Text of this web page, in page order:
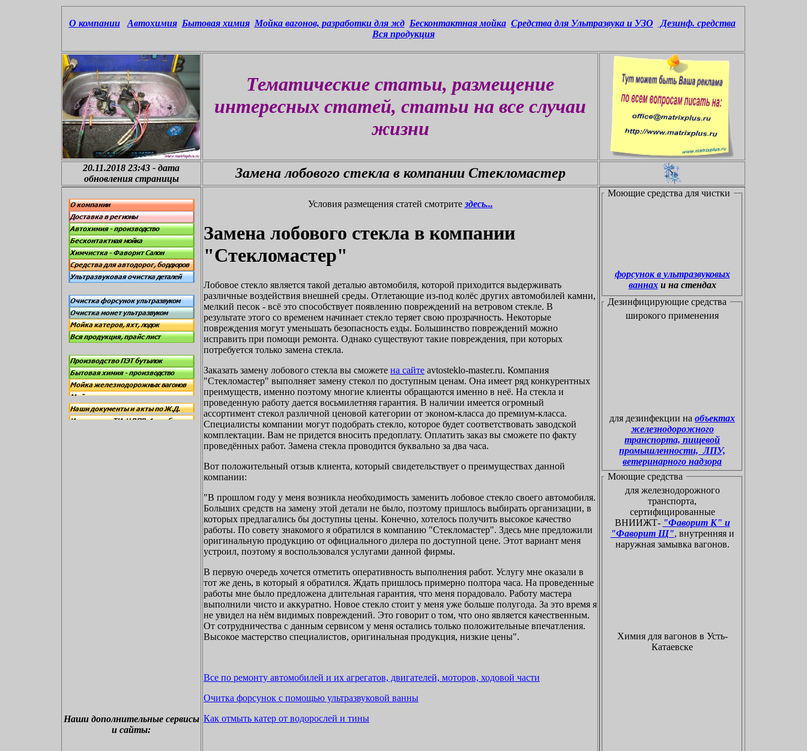
О компании Автохимия Бытовая химия Мойка вагонов, разработки для жд Бесконтактная мойка Средства для Ультразвука и УЗО
Дезинф. средства
Вся продукция
Тематические статьи, размещение
интересных статей, статьи на все случаи
жизни
20.11.2018 23:43 - дата
обновления страницы
Замена лобового стекла в компании Стекломастер
Наши дополнительные сервисы
и сайты:
Условия размещения статей смотрите здесь...
Замена лобового стекла в компании
"Стекломастер"
Лобовое стекло является такой деталью автомобиля, которой приходится выдерживать
различные воздействия внешней среды. Отлетающие из-под колёс других автомобилей камни,
мелкий песок - всё это способствует появлению повреждений на ветровом стекле. В
результате этого со временем начинает стекло теряет свою прозрачность. Некоторые
повреждения могут уменьшать безопасность езды. Большинство повреждений можно
исправить при помощи ремонта. Однако существуют такие повреждения, при которых
потребуется только замена стекла.
Заказать замену лобового стекла вы сможете на сайте avtosteklo-master.ru. Компания
"Стекломастер" выполняет замену стекол по доступным ценам. Она имеет ряд конкурентных
преимуществ, именно поэтому многие клиенты обращаются именно в неё. На стекла и
проведенную работу дается восьмилетняя гарантия. В наличии имеется огромный
ассортимент стекол различной ценовой категории от эконом-класса до премиум-класса.
Специалисты компании могут подобрать стекло, которое будет соответствовать заводской
комплектации. Вам не придется вносить предоплату. Оплатить заказ вы сможете по факту
проведённых работ. Замена стекла проводится буквально за два часа.
Вот положительный отзыв клиента, который свидетельствует о преимуществах данной
компании:
"В прошлом году у меня возникла необходимость заменить лобовое стекло своего автомобиля.
Больших средств на замену этой детали не было, поэтому пришлось выбирать организации, в
которых предлагались бы доступны цены. Конечно, хотелось получить высокое качество
работы. По совету знакомого я обратился в компанию "Стекломастер". Здесь мне предложили
оригинальную продукцию от официального дилера по доступной цене. Этот вариант меня
устроил, поэтому я воспользовался услугами данной фирмы.
В первую очередь хочется отметить оперативность выполнения работ. Услугу мне оказали в
тот же день, в который я обратился. Ждать пришлось примерно полтора часа. На проведенные
работы мне было предложена длительная гарантия, что меня порадовало. Работу мастера
выполнили чисто и аккуратно. Новое стекло стоит у меня уже больше полугода. За это время я
не увидел на нём видимых повреждений. Это говорит о том, что оно является качественным.
От сотрудничества с данным сервисом у меня остались только положительные впечатления.
Высокое мастерство специалистов, оригинальная продукция, низкие цены".
Все по ремонту автомобилей и их агрегатов, двигателей, моторов, ходовой части
Очитка форсунок с помощью ультразвуковой ванны
Как отмыть катер от водорослей и тины
Моющие средства для чистки
форсунок в ультразвуковых
ваннахи на стендах
Дезинфицирующие средства
широкого применения
для дезинфекции на объектах
железнодорожного
транспорта, пищевой
промышленности, ЛПУ,
ветеринарного надзора
Моющие средства
для железнодорожного
транспорта,
сертифицированные
ВНИИЖТ- "Фаворит К" и
"Фаворит Щ", внутренняя и
наружная замывка вагонов.
Химия для вагонов в Усть-
Катаевске